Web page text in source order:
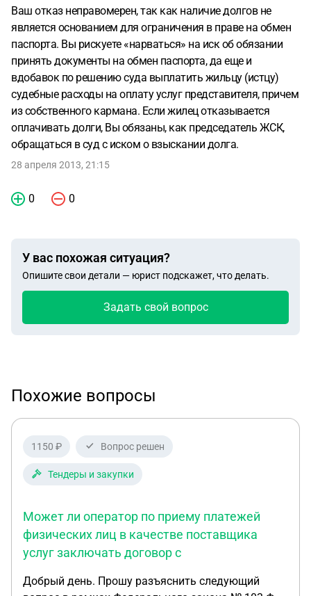
Ваш отказ неправомерен, так как наличие долгов не
является основанием для ограничения в праве на обмен
паспорта. Вы рискуете «нарваться» на иск об обязании
принять документы на обмен паспорта, да еще и
вдобавок по решению суда выплатить жильцу (истцу)
судебные расходы на оплату услуг представителя, причем
из собственного кармана. Если жилец отказывается
оплачивать долги, Вы обязаны, как председатель ЖСК,
обращаться в суд с иском о взыскании долга.
28 апреля 2013, 21:15
0 0
У вас похожая ситуация?
Опишите свои детали — юрист подскажет, что делать.
Задать свой вопрос
Похожие вопросы
1150 ₽ Вопрос решен
Тендеры и закупки
Может ли оператор по приему платежей
физических лиц в качестве поставщика
услуг заключать договор с
Добрый день. Прошу разъяснить следующий